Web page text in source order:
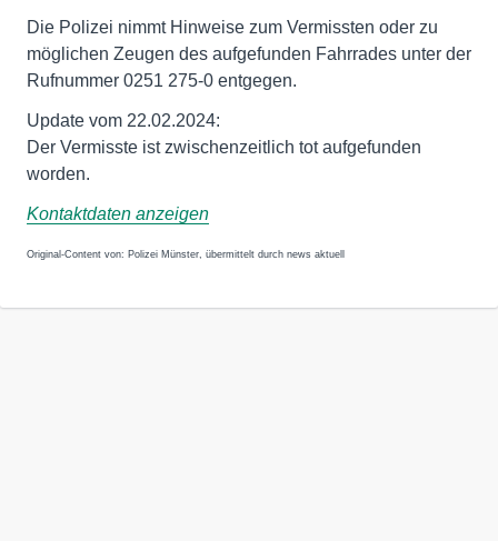
Die Polizei nimmt Hinweise zum Vermissten oder zu
möglichen Zeugen des aufgefunden Fahrrades unter der
Rufnummer 0251 275-0 entgegen.
Update vom 22.02.2024:
Der Vermisste ist zwischenzeitlich tot aufgefunden
worden.
Kontaktdaten anzeigen
Original-Content von: Polizei Münster, übermittelt durch news aktuell